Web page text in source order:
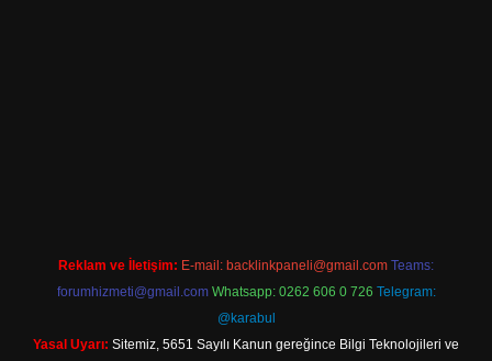
Reklam ve İletişim: E-mail: backlinkpaneli@gmail.com Teams:
forumhizmeti@gmail.com Whatsapp: 0262 606 0 726 Telegram:
@karabul
Yasal Uyarı: Sitemiz, 5651 Sayılı Kanun gereğince Bilgi Teknolojileri ve